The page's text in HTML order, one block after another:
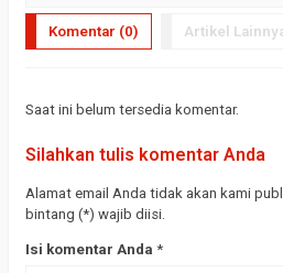
Komentar (0) Artikel
Saat ini belum tersedia komentar.
Silahkan tulis komentar Anda
Alamat email Anda tidak akan kami
bintang (*) wajib diisi.
Isi komentar Anda *